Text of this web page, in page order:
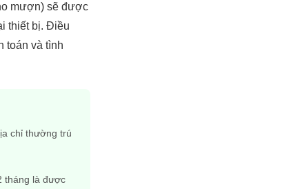
mượn) sẽ được
thiết bị. Điều
toán và tình
chỉ thường trú
tháng là được